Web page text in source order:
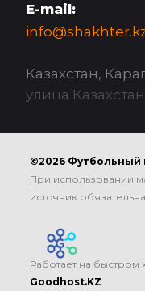
E-mail:
Казахстан,
улица
©2026 Футбольный
При использовании
источник обязательна
Работает на быстром
Goodhost.KZ